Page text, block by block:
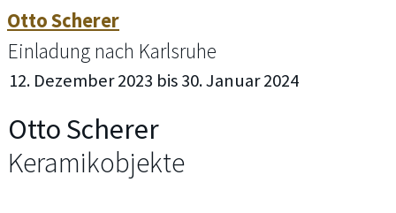
Otto Scherer
Einladung nach Karlsruhe
12. Dezember 2023 bis 30. Januar 2024
Otto Scherer
Keramikobjekte